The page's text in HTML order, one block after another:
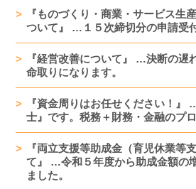
『ものづくり・商業・サービス生
ついて』 …１５次締切分の申請受
『経営改善について』 …決断の遅
命取りになります。
『資金周りはお任せください！』
士』です。税務＋財務・金融のプロ
『両立支援等助成金（育児休業等
て』 …令和５年度から助成金額の
ました。